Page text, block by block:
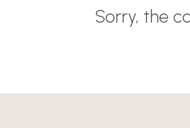
Sorry, the